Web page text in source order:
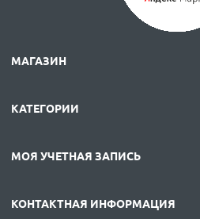
МАГАЗИН
КАТЕГОРИИ
МОЯ УЧЕТНАЯ ЗАПИСЬ
КОНТАКТНАЯ ИНФОРМАЦИЯ